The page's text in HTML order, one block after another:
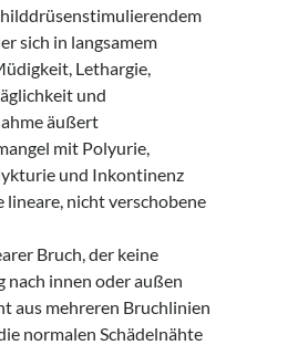
sich in langsamem
Lethargie,
und
äußert
mit Polyurie,
und Inkontinenz
lineare, nicht verschobene
Bruch, der keine
nach innen oder außen
aus mehreren Bruchlinien
normalen Schädelnähte